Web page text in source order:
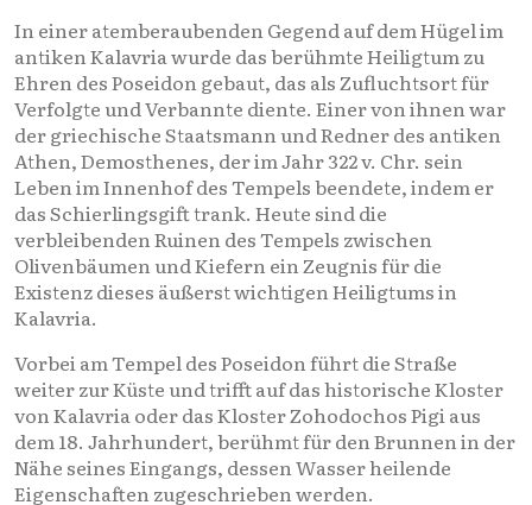
In einer atemberaubenden Gegend auf dem Hügel im
antiken Kalavria wurde das berühmte Heiligtum zu
Ehren des Poseidon gebaut, das als Zufluchtsort für
Verfolgte und Verbannte diente. Einer von ihnen war
der griechische Staatsmann und Redner des antiken
Athen, Demosthenes, der im Jahr 322 v. Chr. sein
Leben im Innenhof des Tempels beendete, indem er
das Schierlingsgift trank. Heute sind die
verbleibenden Ruinen des Tempels zwischen
Olivenbäumen und Kiefern ein Zeugnis für die
Existenz dieses äußerst wichtigen Heiligtums in
Kalavria.
Vorbei am Tempel des Poseidon führt die Straße
weiter zur Küste und trifft auf das historische Kloster
von Kalavria oder das Kloster Zohodochos Pigi aus
dem 18. Jahrhundert, berühmt für den Brunnen in der
Nähe seines Eingangs, dessen Wasser heilende
Eigenschaften zugeschrieben werden.